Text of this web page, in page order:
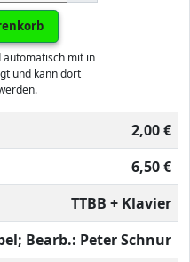
mit in
und kann dort
2,00 €
6,50 €
TTBB + Klavier
Bearb.: Peter Schnur